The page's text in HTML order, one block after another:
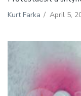
Kurt Farka / April 5,